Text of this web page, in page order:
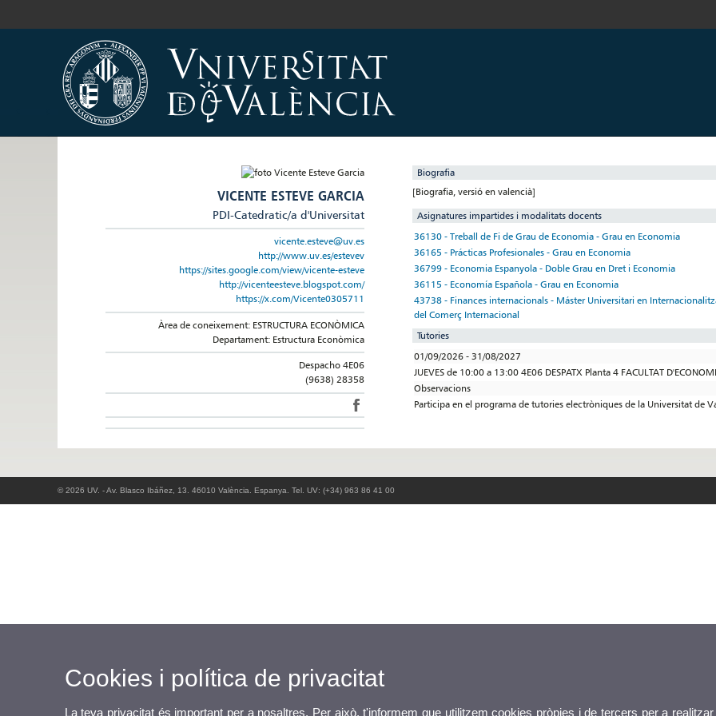
VICENTE ESTEVE GARCIA
PDI-Catedratic/a d'Universitat
vicente.esteve@uv.es
http://www.uv.es/estevev
https://sites.google.com/view/vicente-esteve
http://vicenteesteve.blogspot.com/
https://x.com/Vicente0305711
Àrea de coneixement: ESTRUCTURA ECONÒMICA
Departament: Estructura Econòmica
Despacho 4E06
(9638) 28358
Biografia
[Biografia, versió en valencià]
Asignatures impartides i modalitats docents
36130 - Treball de Fi de Grau de Economia - Grau en Economia
36165 - Prácticas Profesionales - Grau en Economia
36799 - Economia Espanyola - Doble Grau en Dret i Economia
36115 - Economía Española - Grau en Economia
43738 - Finances internacionals - Máster Universitari en
del Comerç Internacional
Tutories
01/09/2026 - 31/08/2027
JUEVES de 10:00 a 13:00 4E06 DESPATX Planta 4 FACULTAT
Observacions
Participa en el programa de tutories electròniques de la Universitat de
© 2026 UV. - Av. Blasco Ibáñez, 13. 46010 València. Espanya. Tel. UV: (+34) 963 86 41 00
Cookies i política de privacitat
La teva privacitat és important per a nosaltres. Per això, t'informem que utilitzem cookies pròpies i de tercers per a realitzar